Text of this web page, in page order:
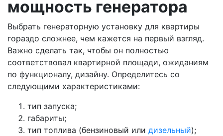
мощность генератора
Выбрать генераторную установку для квартиры
гораздо сложнее, чем кажется на первый взгляд.
Важно сделать так, чтобы он полностью
соответствовал квартирной площади, ожиданиям
по функционалу, дизайну. Определитесь со
следующими характеристиками:
тип запуска;
габариты;
тип топлива (бензиновый или дизельный);